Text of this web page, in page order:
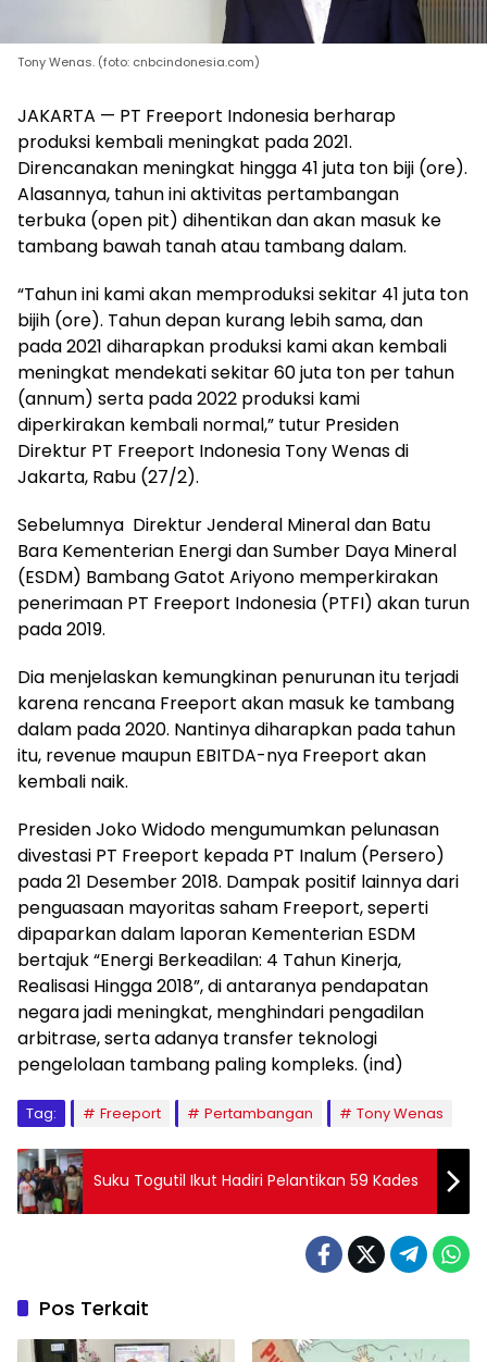
Tony Wenas. (foto: cnbcindonesia.com)
JAKARTA — PT Freeport Indonesia berharap
produksi kembali meningkat pada 2021.
Direncanakan meningkat hingga 41 juta ton biji (ore).
Alasannya, tahun ini aktivitas pertambangan
terbuka (open pit) dihentikan dan akan masuk ke
tambang bawah tanah atau tambang dalam.
“Tahun ini kami akan memproduksi sekitar 41 juta ton
bijih (ore). Tahun depan kurang lebih sama, dan
pada 2021 diharapkan produksi kami akan kembali
meningkat mendekati sekitar 60 juta ton per tahun
(annum) serta pada 2022 produksi kami
diperkirakan kembali normal,” tutur Presiden
Direktur PT Freeport Indonesia Tony Wenas di
Jakarta, Rabu (27/2).
Sebelumnya Direktur Jenderal Mineral dan Batu
Bara Kementerian Energi dan Sumber Daya Mineral
(ESDM) Bambang Gatot Ariyono memperkirakan
penerimaan PT Freeport Indonesia (PTFI) akan turun
pada 2019.
Dia menjelaskan kemungkinan penurunan itu terjadi
karena rencana Freeport akan masuk ke tambang
dalam pada 2020. Nantinya diharapkan pada tahun
itu, revenue maupun EBITDA-nya Freeport akan
kembali naik.
Presiden Joko Widodo mengumumkan pelunasan
divestasi PT Freeport kepada PT Inalum (Persero)
pada 21 Desember 2018. Dampak positif lainnya dari
penguasaan mayoritas saham Freeport, seperti
dipaparkan dalam laporan Kementerian ESDM
bertajuk “Energi Berkeadilan: 4 Tahun Kinerja,
Realisasi Hingga 2018”, di antaranya pendapatan
negara jadi meningkat, menghindari pengadilan
arbitrase, serta adanya transfer teknologi
pengelolaan tambang paling kompleks. (ind)
Tag: Freeport Pertambangan Tony Wenas
Suku Togutil Ikut Hadiri Pelantikan 59 Kades
Pos Terkait